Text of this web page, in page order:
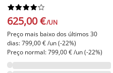






625,00 €/UN
Preço mais baixo dos últimos 30
dias: 799,00 € /un (-22%)
Preço normal: 799,00 € /un (-22%)